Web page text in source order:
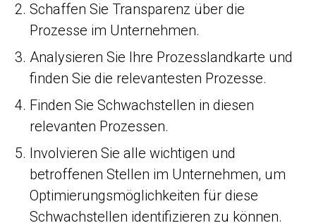
Schaffen Sie Transparenz über die
Prozesse im Unternehmen.
Analysieren Sie Ihre Prozesslandkarte und
finden Sie die relevantesten Prozesse.
Finden Sie Schwachstellen in diesen
relevanten Prozessen.
Involvieren Sie alle wichtigen und
betroffenen Stellen im Unternehmen, um
Optimierungsmöglichkeiten für diese
Schwachstellen identifizieren zu können.